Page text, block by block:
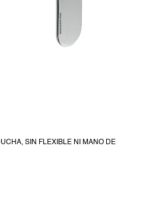
SIN FLEXIBLE NI MANO DE